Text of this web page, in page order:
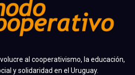
al cooperativismo, la educación,
y solidaridad en el Uruguay.